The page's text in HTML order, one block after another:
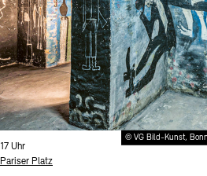
© VG Bild-Kunst,
Uhrzeit:
17 Uhr
Standort
Pariser Platz